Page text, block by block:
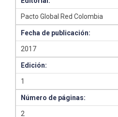
Pacto Global Red Colombia
Fecha de publicación:
2017
Edición:
1
Número de páginas:
2